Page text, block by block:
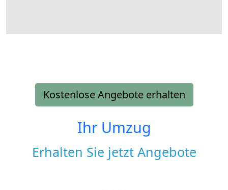
Kostenlose Angebote erhalten
Ihr Umzug
Erhalten Sie jetzt Angebote